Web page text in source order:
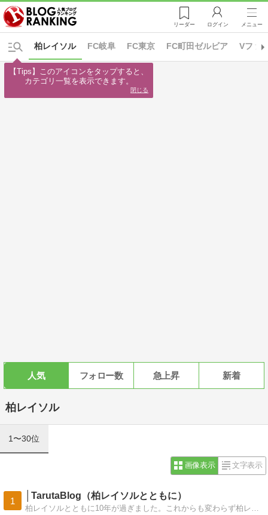
リーダー ログイン メニュー
FC岐阜 FC東京 FC町田ゼルビア Vファ
柏レイソル
人気 フォロー数 急上昇 新着
柏レイソル
1〜30位
画像表示 文字表示
1
│TarutaBlog（柏レイソルとともに）
【Tips】このアイコンをタップすると、
カテゴリ一覧を表示できます。
閉じる